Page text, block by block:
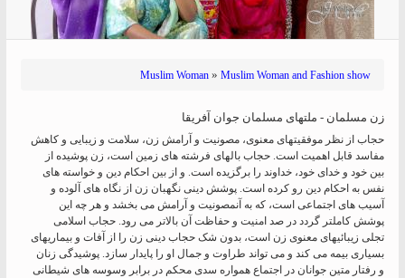
Muslim Woman » Muslim Woman and Fashion show
زن مسلمان - ملتهای مسلمان جوان آفریقا
حجاب از نظر موفقیتهای معنوی، مصونیت و آرامش زن، سلامت و زیبایی و کاهش
مفاسد قابل اهمیت است. حجاب بالهای فرشته های زمین است، زن پوشیده از
بین خود و خدای خود، خداوند را برگزیده است. و از بین احکام دین و خواسته های
نفس به احکام دین رو کرده است. پوشش دینی نگهبان زن از نگاه های آلوده و
آسیب های اجتماعی است، که به آنمصونیت و آرامش می بخشد و هر چه این
پوشش کاملتر گردد در صد امنیت و حفاظت آن بالاتر می رود. حجاب اسلامی
تجلی زیبائیهای معنوی زن است، بدون شک حجاب دینی زن را از آفات و بیماریهای
بسیاری بیمه می کند و می تواند طراوت و جمال او را پایدار سازد. پوشیدگی زنان
و رفتار متین جوانان در اجتماع همواره سدی محکم در برابر وسوسه های شیطانی